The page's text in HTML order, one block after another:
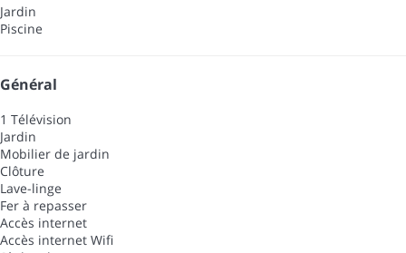
Jardin
Piscine
Général
1 Télévision
Jardin
Mobilier de jardin
Clôture
Lave-linge
Fer à repasser
Accès internet
Accès internet Wifi